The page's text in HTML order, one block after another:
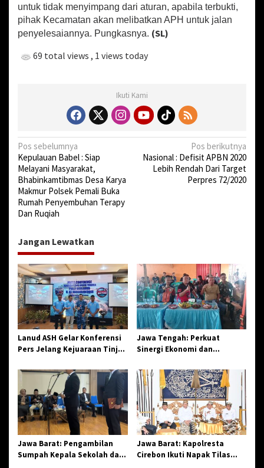
untuk tidak menyimpang dari aturan, apabila terbukti,
pihak Kecamatan akan melibatkan APH untuk jalan
penyelesaiannya. Pungkasnya. (SL)
69 total views , 1 views today
Ikuti Kami
N
a
v
i
g
s
i
p
o
s
Pos sebelumnya
Kepulauan Babel : Siap
Melayani Masyarakat,
Bhabinkamtibmas Desa Karya
Makmur Polsek Pemali Buka
Rumah Penyembuhan Terapy
Dan Ruqiah
Pos berikutnya
Nasional : Defisit APBN 2020
Lebih Rendah Dari Target
Perpres 72/2020
Jangan Lewatkan
Lanud ASH Gelar Konferensi
Pers Jelang Kejuaraan Tinju
2026
Jawa Tengah: Perkuat
Sinergi Ekonomi dan
Jangkar Gelar Halal Bi Halal
di Losari
Jawa Barat: Pengambilan
Sumpah Kepala Sekolah dan
Jawa Barat: Kapolresta
Cirebon Ikuti Napak Tilas